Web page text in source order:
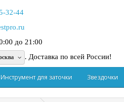
32-44
до 21:00
. Доставка по всей России!
Инструмент для заточки Звездочки